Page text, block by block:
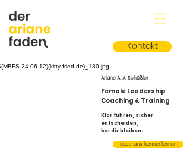
Kontakt
Lass uns kennenlernen
Ariane A. A. Schüßler
Female Leadership
Coaching & Training
Klar führen, sicher
entscheiden,
bei dir bleiben.